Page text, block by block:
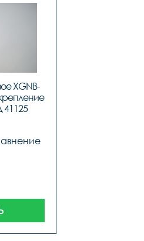
XGNB-
41125